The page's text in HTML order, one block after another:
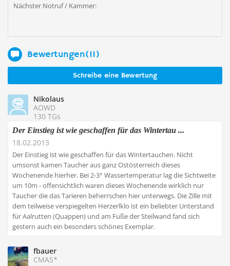
Nächster Notruf / Kammer:
Bewertungen(11)
Schreibe eine Bewertung
Nikolaus
AOWD
130 TGs
Der Einstieg ist wie geschaffen für das Wintertau ...
18.02.2013
Der Einstieg ist wie geschaffen für das Wintertauchen. Nicht
umsonst kamen Taucher aus ganz Ostösterreich dieses
Wochenende hierher. Bei 2-3° Wassertemperatur lag die Sichtweite
um 10m - offensichtlich waren dieses Wochenende wirklich nur
Taucher die das Tarieren beherrschen hier unterwegs. Die Zille mit
dem teilweise verspiegelten Herzerlklo ist ein beliebter Unterstand
für Aalrutten (Quappen) und am Fuße der Steilwand fand sich
gestern auch ein besonders schönes Exemplar.
fbauer
CMAS*